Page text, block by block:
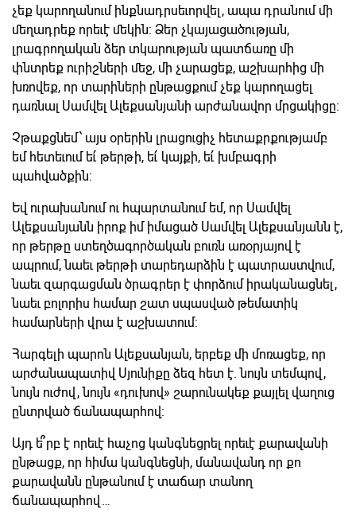
չեք կարողանում ինքնադրսեւորվել, ապա դրանում մի
մեղադրեք որեւէ մեկին: Ձեր չկայացածության,
լրագրողական ձեր տկարության պատճառը մի
փնտրեք ուրիշների մեջ, մի չարացեք, աշխարհից մի
խռովեք, որ տարիների ընթացքում չեք կարողացել
դառնալ Սամվել Ալեքսանյանի արժանավոր մրցակիցը:
Չթաքցնեմ՝ այս օրերին լրացուցիչ հետաքրքությամբ
եմ հետեւում եւ՛ թերթի, եւ՛ կայքի, եւ՛ խմբագրի
պահվածքին:
Եվ ուրախանում ու հպարտանում եմ, որ Սամվել
Ալեքսանյանն իրոք իմ իմացած Սամվել Ալեքսանյանն է,
որ թերթը ստեղծագործական բուռն առօրյայով է
ապրում, նաեւ թերթի տարեդարձին է պատրաստվում,
նաեւ զարգացման ծրագրեր է փորձում իրականացնել,
նաեւ բոլորիս համար շատ սպասված թեմատիկ
համարների վրա է աշխատում:
Հարգելի պարոն Ալեքսանյան, երբեք մի մոռացեք, որ
արժանապատիվ Սյունիքը ձեզ հետ է. նույն տեմպով,
նույն ուժով, նույն «դուխով» շարունակեք քայլել վաղուց
ընտրված ճանապարհով:
Այդ ե՞րբ է որեւէ հաչոց կանգնեցրել որեւէ քարավանի
ընթացք, որ հիմա կանգնեցնի, մանավանդ որ քո
քարավանն ընթանում է տաճար տանող
ճանապարհով…